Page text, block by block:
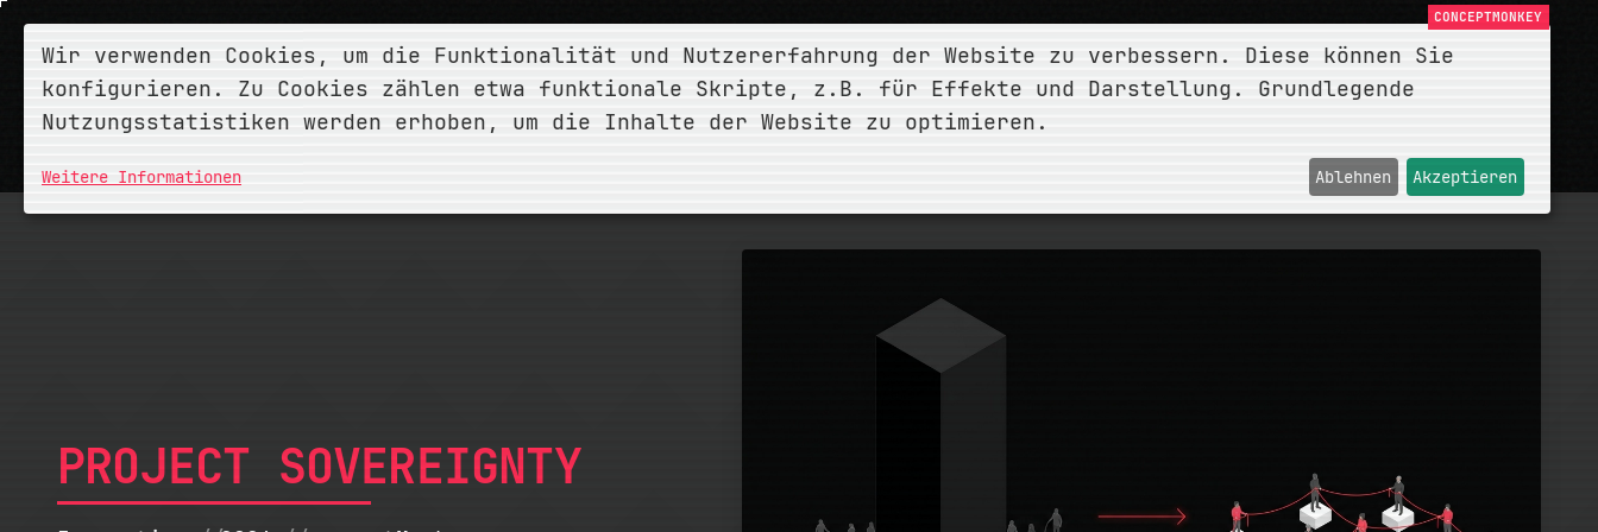
ÜBERLEISTUNGENPROJEKTEBLOG
/ PROJEKTE/PROJECT SOVEREIGNTY
PROJECT SOVEREIGNTY
Wir verwenden Cookies, um die Funktionalität und Nutzererfahrung der Website zu verbessern. Diese können Sie
konfigurieren. Zu Cookies zählen etwa funktionale Skripte, z.B. für Effekte und Darstellung. Grundlegende
Nutzungsstatistiken werden erhoben, um die Inhalte der Website zu optimieren.
Weitere Informationen Ablehnen Akzeptieren